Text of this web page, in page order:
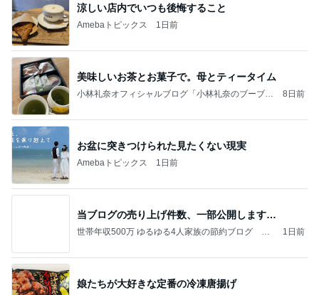
涼しい店内でいつも後悔すること
Amebaトピックス 1日前
美味しいお茶とお菓子で。母とティータイム
小林礼奈オフィシャルブログ「小林礼奈のブーブー
8日前
お盆に突きつけられた見たくない現実
Amebaトピックス 1日前
当ブログの売り上げ件数、一部公開します…
世帯年収500万 ゆるゆる4人家族の節約ブログ 〜
1日前
娘たちが大好きな定番の冷凍唐揚げ